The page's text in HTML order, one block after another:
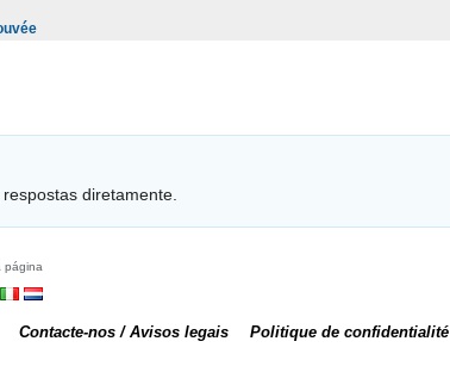
diretamente.
página
Contacte-nos / Avisos legais Politique de confidentialité